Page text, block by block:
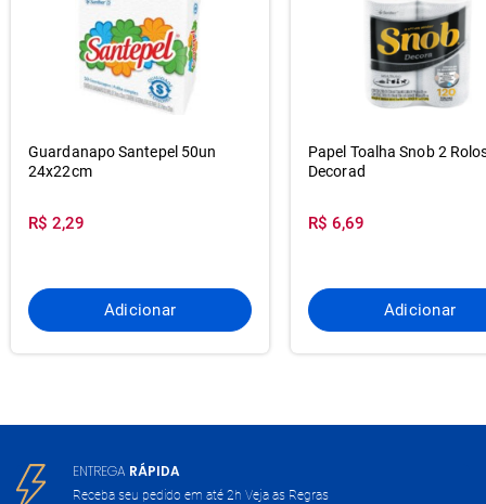
Guardanapo Santepel 50un
24x22cm
R$ 2,29
Adicionar
Papel Toalha Snob 2
Decorad
R$ 6,69
Adicionar
ENTREGA RÁPIDA
Receba seu pedido em até 2h Veja as Regras